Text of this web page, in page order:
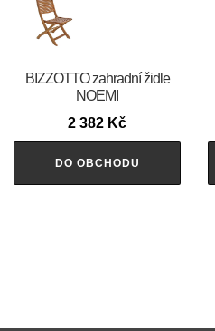
BIZZOTTO zahradní židle
NOEMI
2 382 Kč
DO OBCHODU